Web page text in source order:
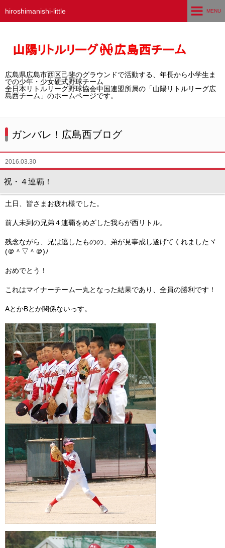
hiroshimanishi-little
広島県広島市西区己斐のグラウンドで活動する、年長から小学生ま
での少年・少女硬式野球チーム
全日本リトルリーグ野球協会中国連盟所属の「山陽リトルリーグ広
島西チーム」のホームページです。
MENU
広島西チームとは
選手募集／体験・見学
試合結果
想い出アルバム
卒団生の声
ガンバレ！広島西ブログ
寄付のお願い
質問コーナー Ｑ＆Ａ
リトルリーグについて
ガンバレ！広島西ブログ
2016.03.30
祝・４連覇！
土日、皆さまお疲れ様でした。
前人未到の兄弟４連覇をめざした我らが西リトル。
残念ながら、兄は逃したものの、弟が見事成し遂げてくれましたヾ
(＠＾▽＾＠)ﾉ
おめでとう！
これはマイナーチーム一丸となった結果であり、全員の勝利です！
AとかBとか関係ないっす。